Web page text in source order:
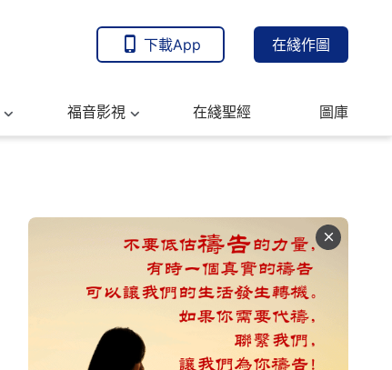
下載App 在綫作圖
福音影視 在綫聖經 圖庫